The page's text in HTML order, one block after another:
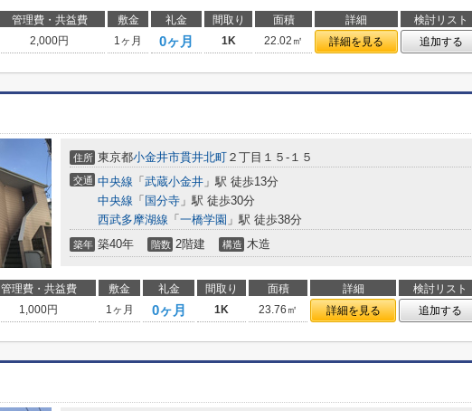
管理費・共益費 敷金 礼金 間取り 面積 詳細
検討リスト
2,000円 1ヶ月 0ヶ月 1K 22.02㎡ 詳細を見る 追加する
住所 東京都小金井市貫井北町 ２丁目１５-１５
交通 中央線 「 武蔵小金井 」駅 徒歩13分
中央線 「 国分寺 」駅 徒歩30分
西武多摩湖線 「 一橋学園 」駅 徒歩38分
築年 築40年 階数 2階建 構造 木造
管理費・共益費 敷金 礼金 間取り 面積 詳細
検討リスト
1,000円 1ヶ月 0ヶ月 1K 23.76㎡ 詳細を見る 追加する